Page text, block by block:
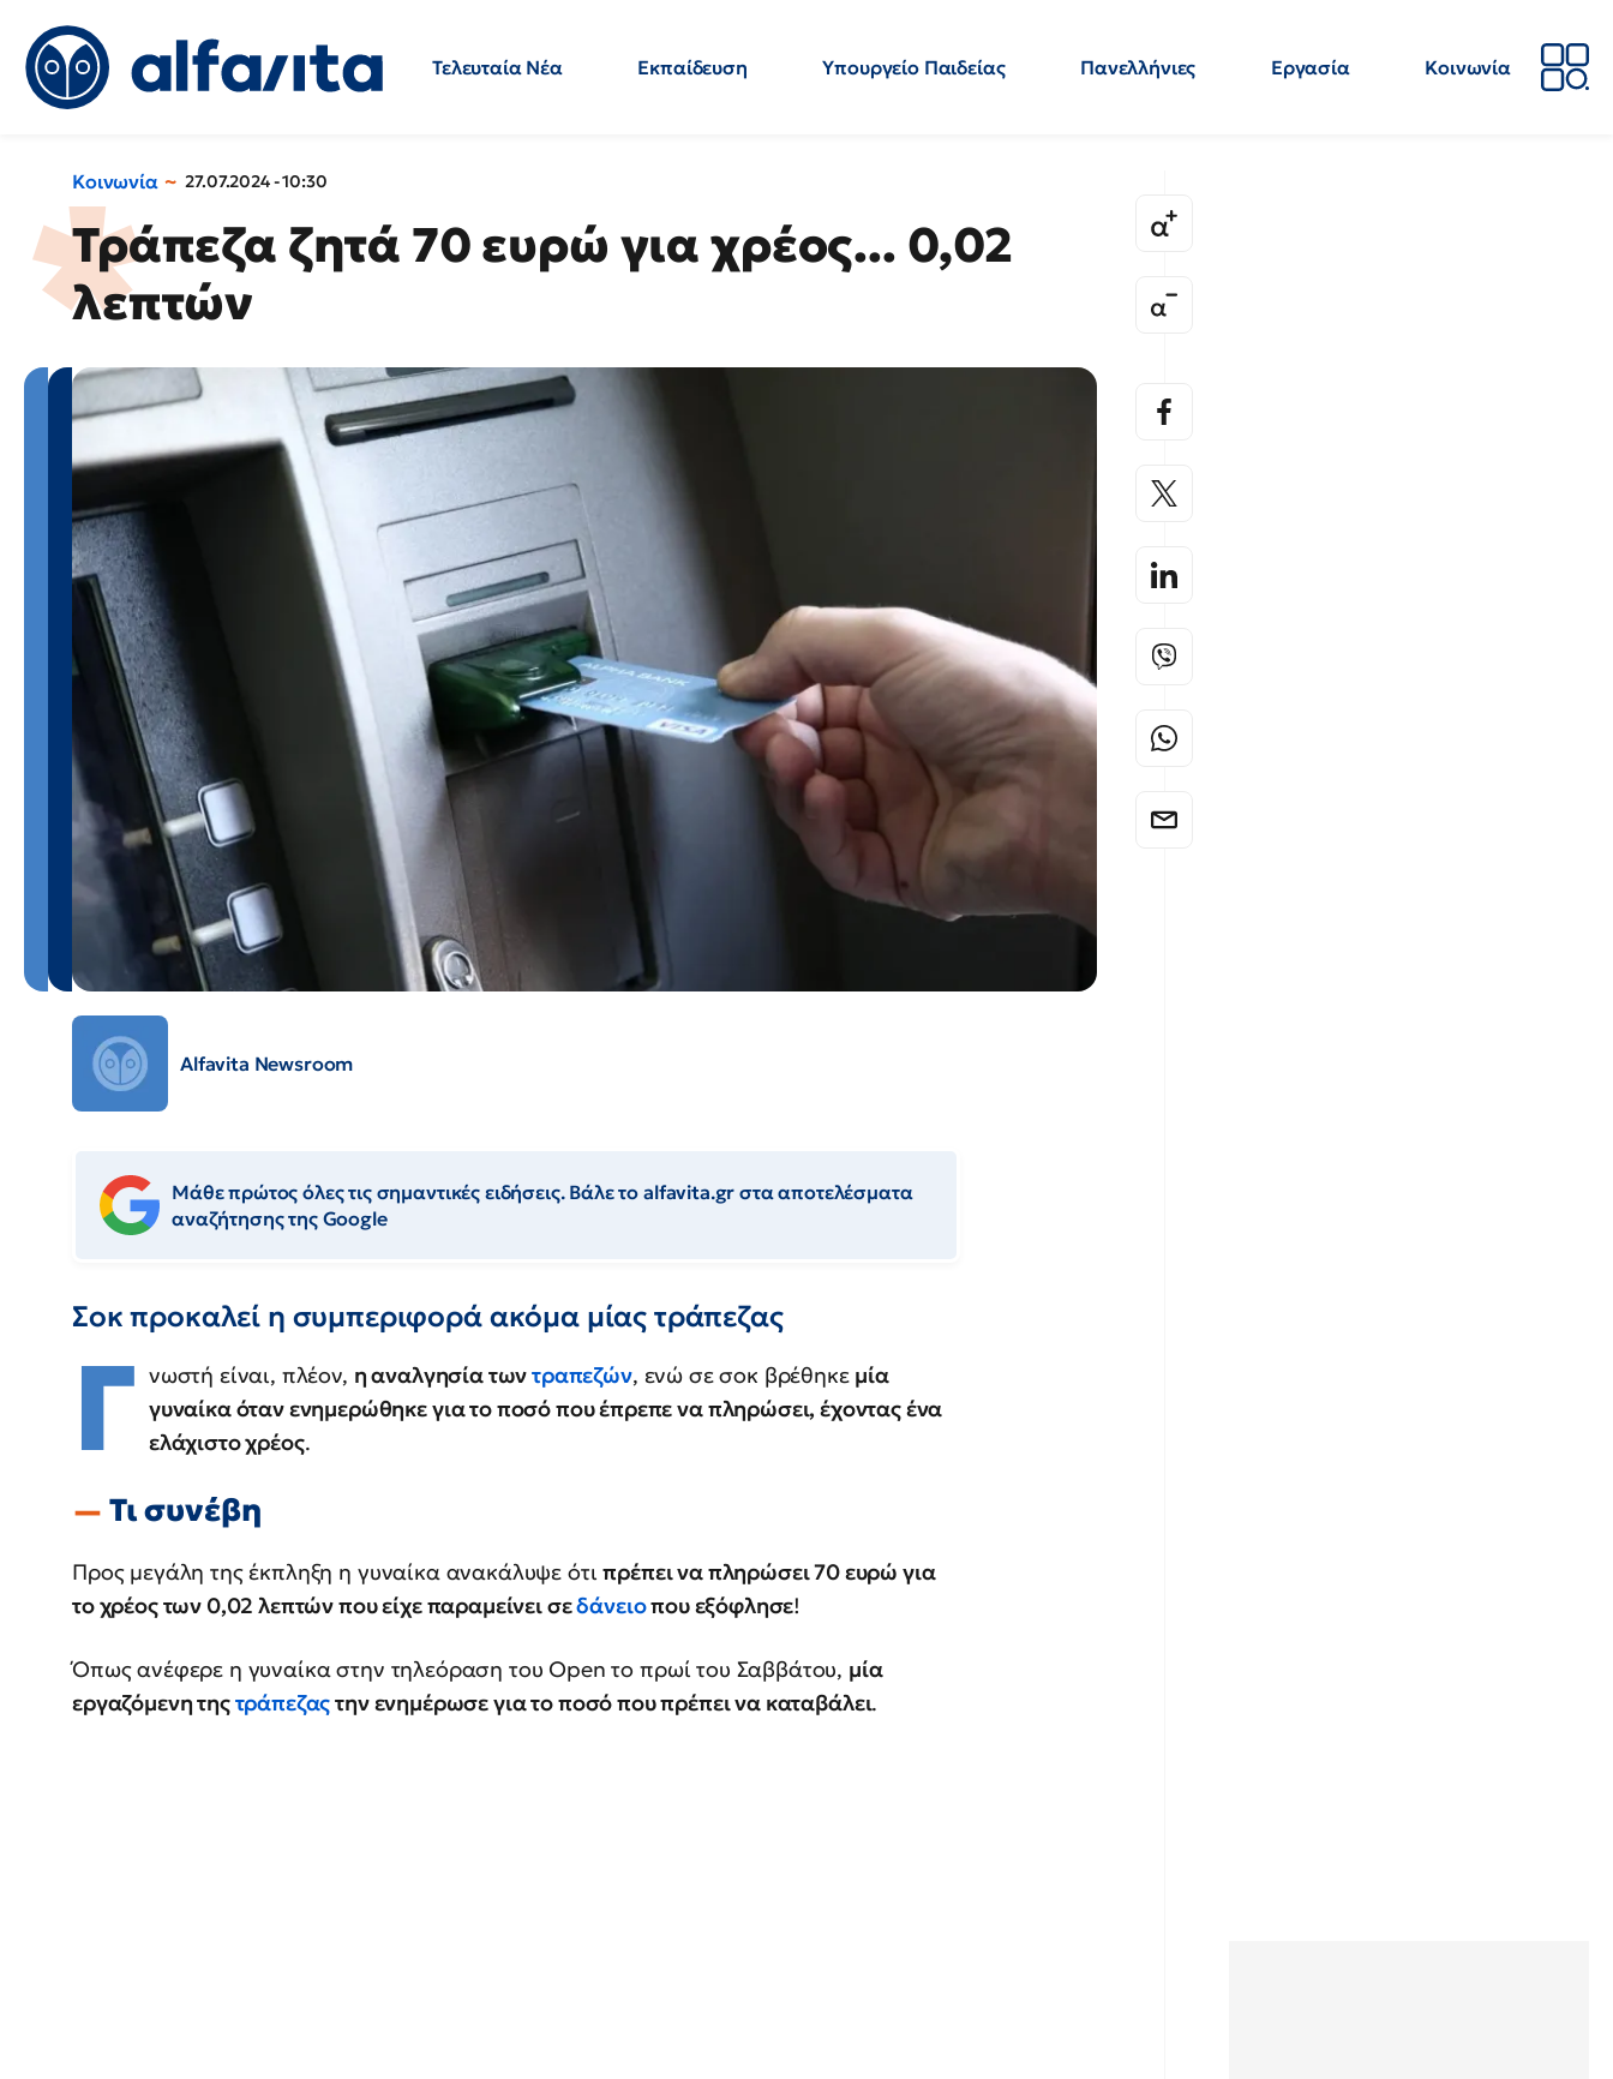
Τελευταία Νέα Εκπαίδευση Υπουργείο Παιδείας Πανελλήνιες Εργασία
Κοινωνία
Κοινωνία 27.07.2024 - 10:30
Τράπεζα ζητά 70 ευρώ για χρέος... 0,02
λεπτών
Alfavita Newsroom
Μάθε πρώτος όλες τις σημαντικές ειδήσεις. Βάλε το alfavita.gr στα αποτελέσματα
αναζήτησης της Google
Σοκ προκαλεί η συμπεριφορά ακόμα μίας τράπεζας
Γ νωστή είναι, πλέον, η αναλγησία τωντραπεζών, ενώ σε σοκ βρέθηκε μία
γυναίκα όταν ενημερώθηκε για το ποσό που έπρεπε να πληρώσει, έχοντας ένα
ελάχιστο χρέος.
Τι συνέβη
Προς μεγάλη της έκπληξη η γυναίκα ανακάλυψε ότιπρέπει να πληρώσει 70 ευρώ για
το χρέος των 0,02 λεπτών που είχε παραμείνει σεδάνειοπου εξόφλησε!
Όπως ανέφερε η γυναίκα στην τηλεόραση του Open το πρωί του Σαββάτου, μία
εργαζόμενη τηςτράπεζαςτην ενημέρωσε για το ποσό που πρέπει να καταβάλει.